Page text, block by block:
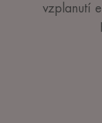
vzplanutí